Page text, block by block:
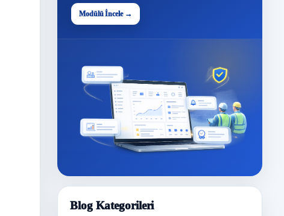
Modülü İncele →
Blog Kategorileri